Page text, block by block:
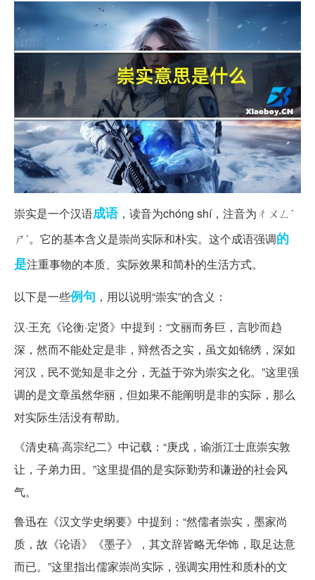
崇实是一个汉语成语，读音为chóng shí，注音为ㄔㄨㄥˊ
ㄕˊ。它的基本含义是崇尚实际和朴实。这个成语强调的
是注重事物的本质、实际效果和简朴的生活方式。
以下是一些例句 ，用以说明“崇实”的含义：
汉·王充《论衡·定贤》中提到：“文丽而务巨，言眇而趋
深，然而不能处定是非，辩然否之实，虽文如锦绣，深如
河汉，民不觉知是非之分，无益于弥为崇实之化。”这里强
调的是文章虽然华丽，但如果不能阐明是非的实际，那么
对实际生活没有帮助。
《清史稿·高宗纪二》中记载：“庚戌，谕浙江士庶崇实敦
让，子弟力田。”这里提倡的是实际勤劳和谦逊的社会风
气。
鲁迅在《汉文学史纲要》中提到：“然儒者崇实，墨家尚
质，故《论语》《墨子》，其文辞皆略无华饰，取足达意
而已。”这里指出儒家崇尚实际，强调实用性和质朴的文